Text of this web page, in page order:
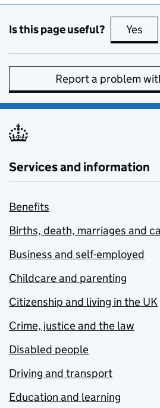
Is this page useful? Yes
Report a problem
Services and information
Benefits
Births, death, marriages and
Business and self-employed
Childcare and parenting
Citizenship and living in the UK
Crime, justice and the law
Disabled people
Driving and transport
Education and learning